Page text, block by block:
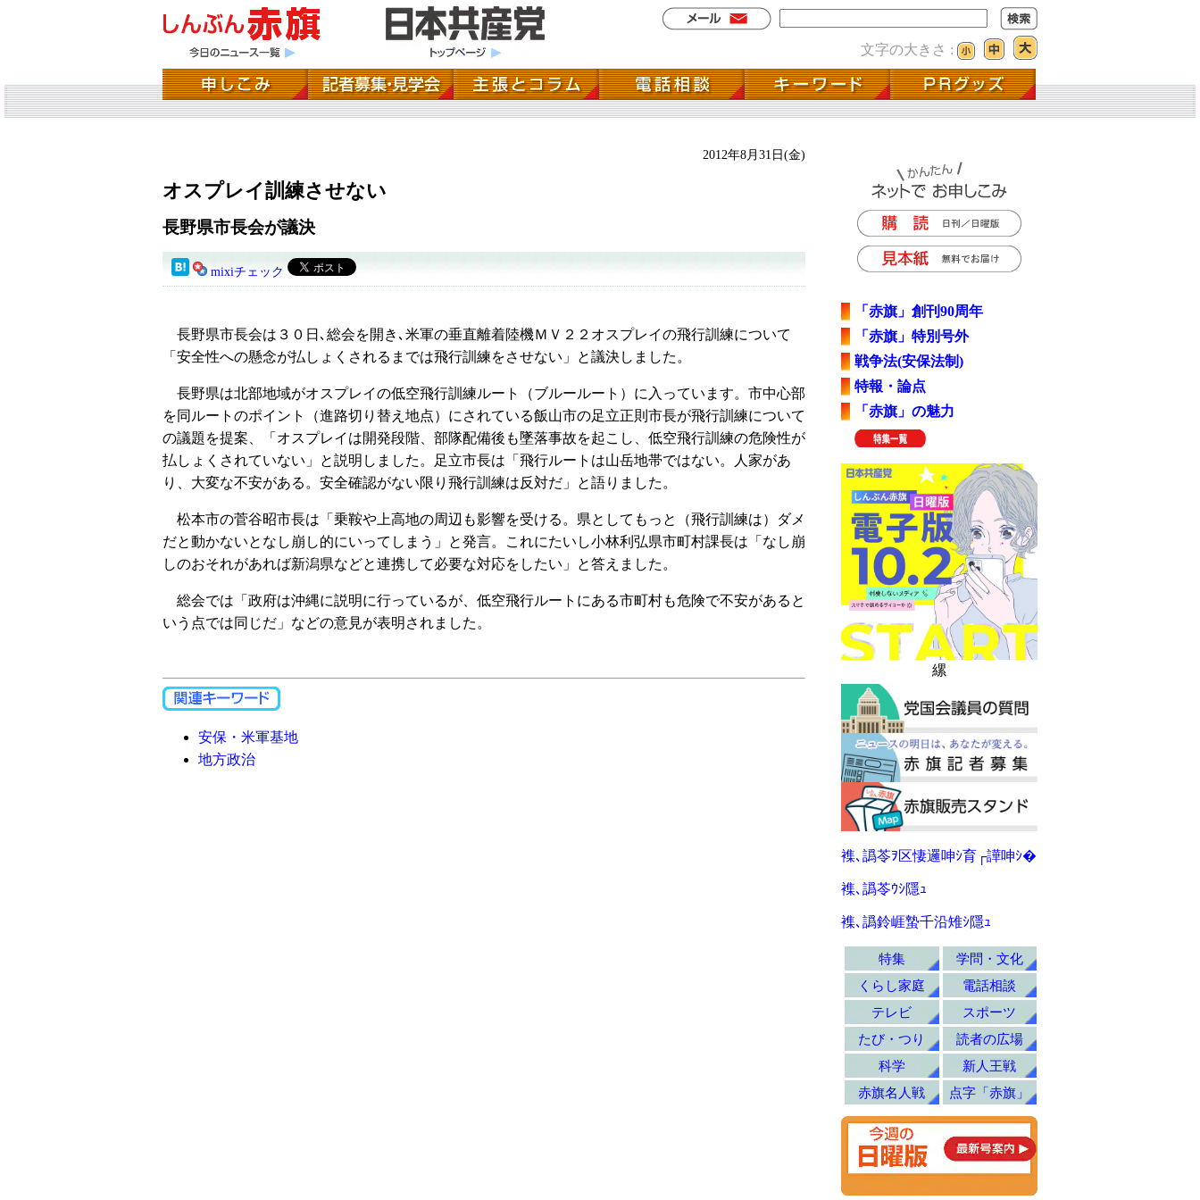
文字の大きさ :
2012年8月31日(金)
オスプレイ訓練させない
長野県市長会が議決
mixiチェック
長野県市長会は３０日､総会を開き､米軍の垂直離着陸機ＭＶ２２オスプレイの飛行訓練について
「安全性への懸念が払しょくされるまでは飛行訓練をさせない」と議決しました。
長野県は北部地域がオスプレイの低空飛行訓練ルート（ブルールート）に入っています。市中心部
を同ルートのポイント（進路切り替え地点）にされている飯山市の足立正則市長が飛行訓練について
の議題を提案、「オスプレイは開発段階、部隊配備後も墜落事故を起こし、低空飛行訓練の危険性が
払しょくされていない」と説明しました。足立市長は「飛行ルートは山岳地帯ではない。人家があ
り、大変な不安がある。安全確認がない限り飛行訓練は反対だ」と語りました。
松本市の菅谷昭市長は「乗鞍や上高地の周辺も影響を受ける。県としてもっと（飛行訓練は）ダメ
だと動かないとなし崩し的にいってしまう」と発言。これにたいし小林利弘県市町村課長は「なし崩
しのおそれがあれば新潟県などと連携して必要な対応をしたい」と答えました。
総会では「政府は沖縄に説明に行っているが、低空飛行ルートにある市町村も危険で不安があると
いう点では同じだ」などの意見が表明されました。
安保・米軍基地
地方政治
「赤旗」創刊90周年
「赤旗」特別号外
戦争法(安保法制)
特報・論点
「赤旗」の魅力
縲
襍､譌苓ｦ区悽邏呻ｼ育┌譁呻ｼ�
襍､譌苓ｳｼ隱ｭ
襍､譌鈴崕蟄千沿雉ｼ隱ｭ
特集
学問・文化
くらし家庭
電話相談
テレビ
スポーツ
たび・つり
読者の広場
科学
新人王戦
赤旗名人戦
点字「赤旗」